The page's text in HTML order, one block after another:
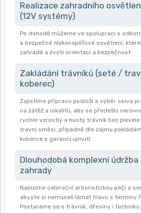
Realizace zahradního
(12V systémy)
Po dohodě můžeme ve spolupráci s
a bezpečné nízkonapěťové osvětlení,
zahradě a zvýší orientaci a bezpečnost.
Zakládání trávníků (seté /
koberec)
Zajistíme přípravu podloží a výběr osiva
na zátěž a lokalitu, aby se předešlo
rychle vzrostlý a hustý trávník bez
travní směsi, případně dle zájmu
koberce s garancí ujmutí.
Dlouhodobá komplexní údržba
zahrady
Nabízíme celoroční arboristickou péči a
abyste si nemuseli lámat hlavu s termíny
Postaráme se o trávník, dřeviny i techniku